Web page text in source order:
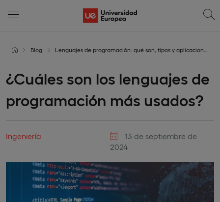
Blog Lenguajes de programación: qué son, tipos y aplicaciones
¿Cuáles son los lenguajes de
programación más usados?
Ingeniería
13 de septiembre de
2024